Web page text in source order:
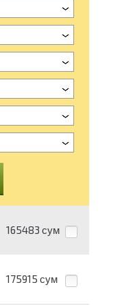
165483 сум
175915 сум